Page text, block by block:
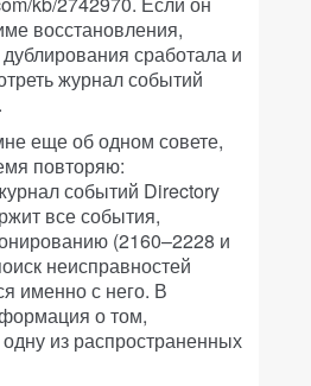
восстановления,
сработала и
журнал событий
еще об одном совете,
повторяю:
событий Directory
все события,
(2160–2228 и
неисправностей
именно с него. В
о том,
из распространенных